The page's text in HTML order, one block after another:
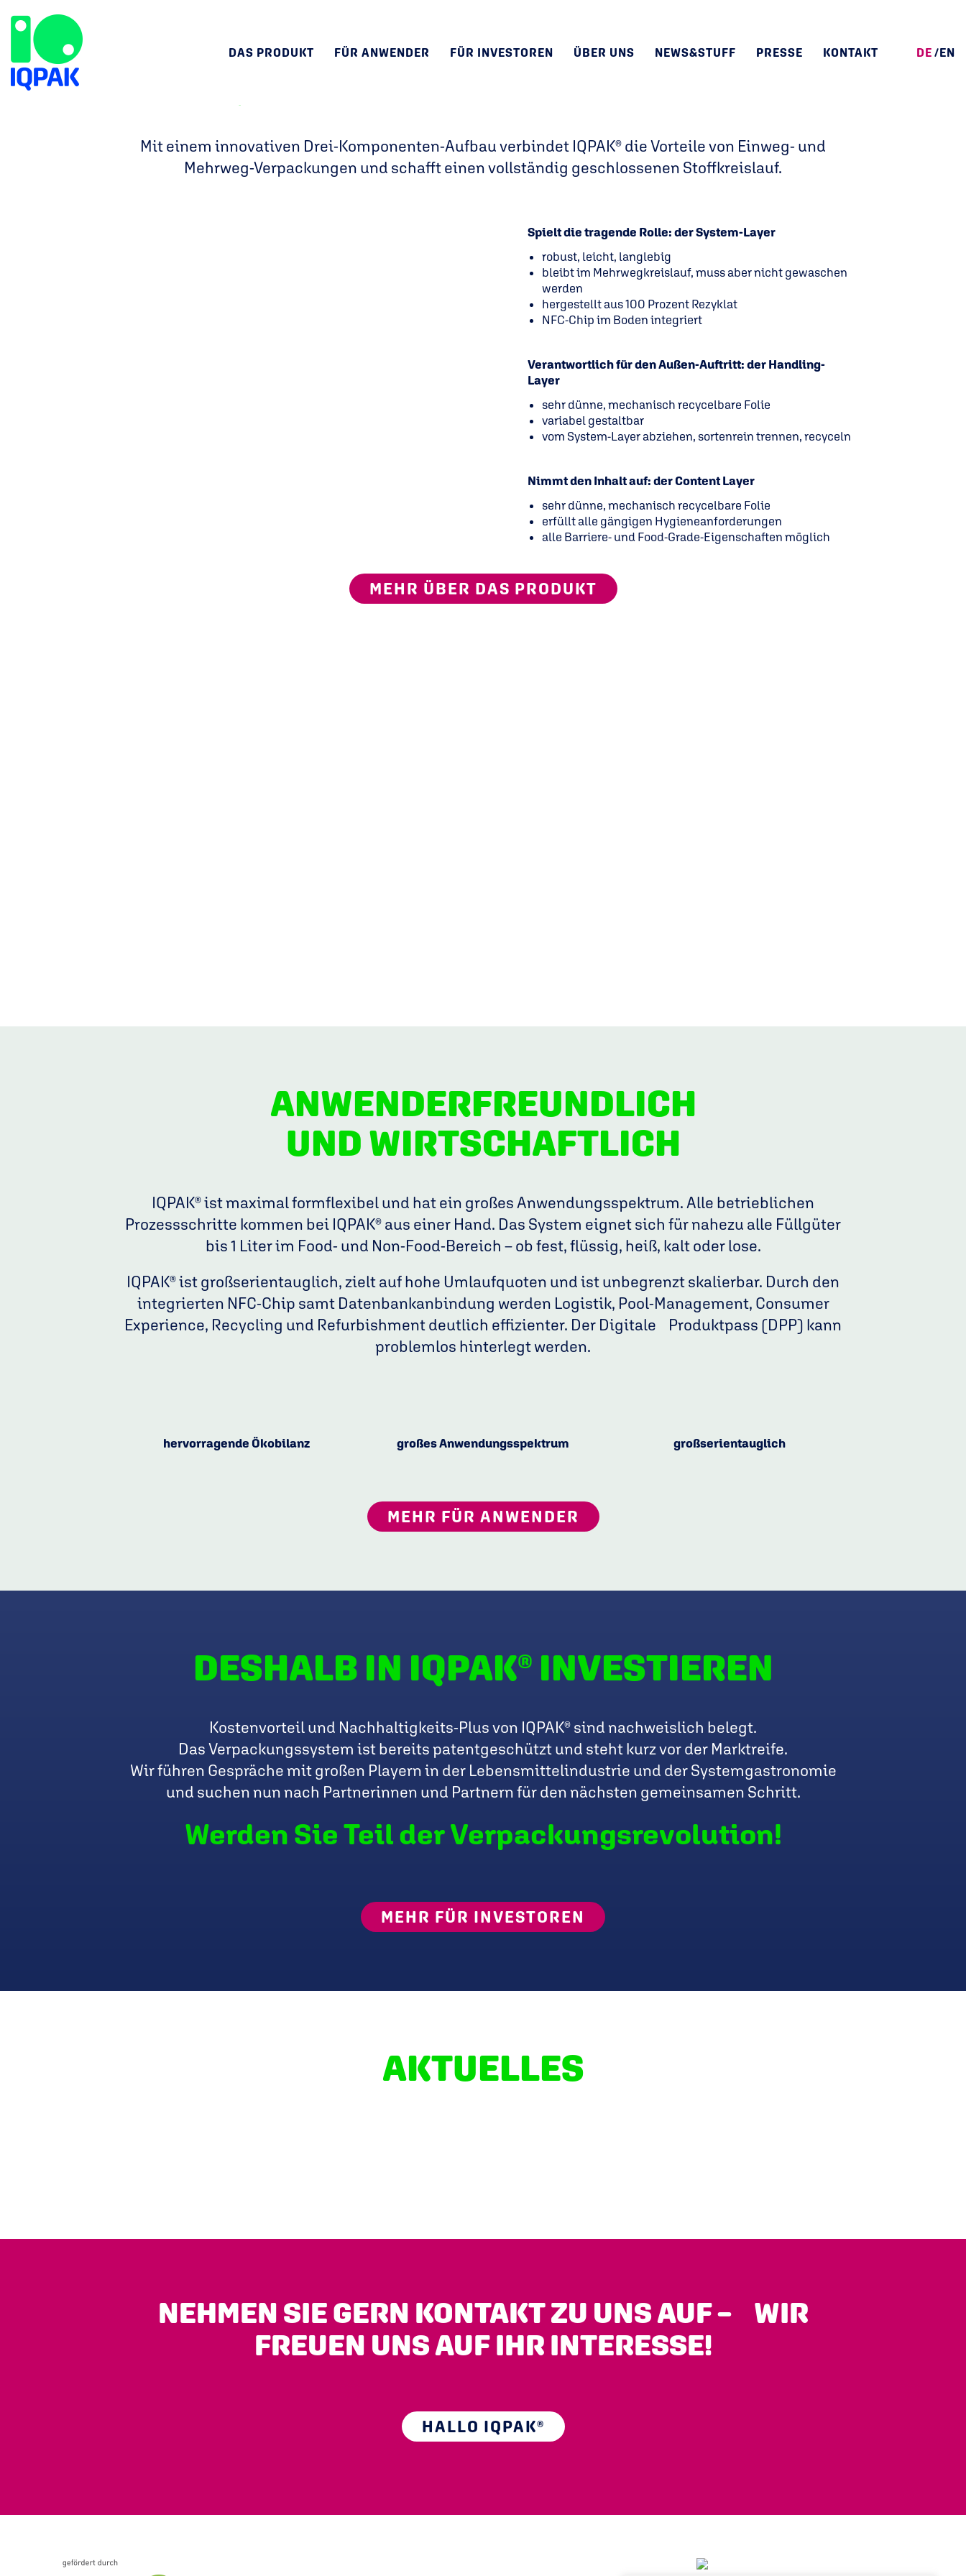
DAS PRODUKT FÜR ANWENDER FÜR INVESTOREN ÜBER UNS NEWS&STUFF PRESSE KONTAKT DE EN
Mit einem innovativen Drei-Komponenten-Aufbau verbindet IQPAK® die Vorteile von Einweg- und
Mehrweg-Verpackungen und schafft einen vollständig geschlossenen Stoffkreislauf.
Spielt die tragende Rolle: der System-Layer
robust, leicht, langlebig
bleibt im Mehrwegkreislauf, muss aber nicht gewaschen
werden
hergestellt aus 100 Prozent Rezyklat
NFC-Chip im Boden integriert
Verantwortlich für den Außen-Auftritt: der Handling-
Layer
sehr dünne, mechanisch recycelbare Folie
variabel gestaltbar
vom System-Layer abziehen, sortenrein trennen, recyceln
Nimmt den Inhalt auf: der Content Layer
sehr dünne, mechanisch recycelbare Folie
erfüllt alle gängigen Hygieneanforderungen
alle Barriere- und Food-Grade-Eigenschaften möglich
MEHR ÜBER DAS PRODUKT
ANWENDER­FREUNDLICH
UND WIRT­SCHAFTLICH
IQPAK® ist maximal formflexibel und hat ein großes Anwendungsspektrum. Alle betrieblichen
Prozessschritte kommen bei IQPAK® aus einer Hand. Das System eignet sich für nahezu alle Füllgüter
bis 1 Liter im Food- und Non-Food-Bereich – ob fest, flüssig, heiß, kalt oder lose.
IQPAK® ist großserientauglich, zielt auf hohe Umlaufquoten und ist unbegrenzt skalierbar. Durch den
integrierten NFC-Chip samt Datenbankanbindung werden Logistik, Pool-Management, Consumer
Experience, Recycling und Refurbishment deutlich effizienter. Der Digitale Produktpass (DPP) kann
problemlos hinterlegt werden.
hervorragende Ökobilanz großes Anwendungsspektrum großserientauglich
MEHR FÜR ANWENDER
DESHALB IN IQPAK® INVESTIEREN
Kostenvorteil und Nachhaltigkeits-Plus von IQPAK® sind nachweislich belegt.
Das Verpackungssystem ist bereits patentgeschützt und steht kurz vor der Marktreife.
Wir führen Gespräche mit großen Playern in der Lebensmittelindustrie und der Systemgastronomie
und suchen nun nach Partnerinnen und Partnern für den nächsten gemeinsamen Schritt.
Werden Sie Teil der Verpackungsrevolution!
MEHR FÜR INVESTOREN
AKTUELLES
NEHMEN SIE GERN KONTAKT ZU UNS AUF – WIR
FREUEN UNS AUF IHR INTERESSE!
HALLO IQPAK®